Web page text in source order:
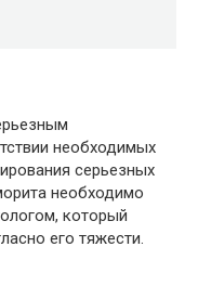
необходимых
серьезных
необходимо
который
его тяжести.